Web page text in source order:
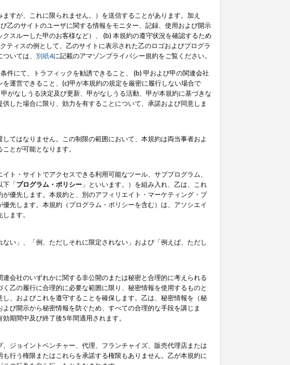
すが、これに限られません。）を送信することがあります。加え
乙のサイトのユーザに関する情報をモニター、記録、使用および開示
スルーした甲のお客様など）、 (b) 本規約の遵守状況を確認するため
ティスの例として、乙のサイトに表示された乙のロゴおよびプログラ
いては、 別紙4に記載のアマゾンプライバシー規約をご覧ください。
件にて、トラフィックを勧誘できること、 (b) 甲および甲の関連会社
運営できること、(c)甲が本規約の規定を厳密に履行しない場合で
がなしうる決定及び更新、甲がなしうる活動、甲が本規約に基づきな
した場合に限り、効力を有することについて、承諾および同意しま
てはなりません。この制限の範囲において、本規約は両当事者およ
とが可能となります。
ト・サイトでアクセスできる利用可能なツール、サブプログラム、
下「プログラム・ポリシー 」といいます。）を組み入れ、乙は、これ
優先します。本規約と、別のアフィリエイト・マーケティング・プ
先します。本規約（プログラム・ポリシーを含む）は、アソシエイ
ます。
い」、「例、ただしそれに限定されない」および「例えば、ただし
会社のいずれかに関する非公開のまたは秘密と合理的に考えられる
乙の履行に合理的に必要な範囲に限り、秘密情報を使用するものと
、およびこれを遵守することを確保します。乙は、秘密情報を（秘
び開示から秘密情報を防ぐため、すべての合理的な手段を講じま
期間中及び終了後5年間適用されます。
ジョイントベンチャー、代理、フランチャイズ、販売代理店または
行う権限またはこれらを承諾する権限もありません。乙が本規約に